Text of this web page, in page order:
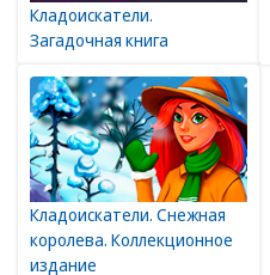
Кладоискатели.
Загадочная книга
Кладоискатели. Снежная
королева. Коллекционное
издание